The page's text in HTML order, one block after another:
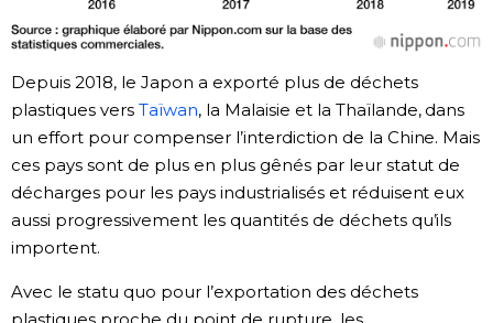
Depuis 2018, le Japon a exporté plus de déchets
plastiques vers Taïwan, la Malaisie et la Thaïlande, dans
un effort pour compenser l’interdiction de la Chine. Mais
ces pays sont de plus en plus gênés par leur statut de
décharges pour les pays industrialisés et réduisent eux
aussi progressivement les quantités de déchets qu’ils
importent.
Avec le statu quo pour l’exportation des déchets